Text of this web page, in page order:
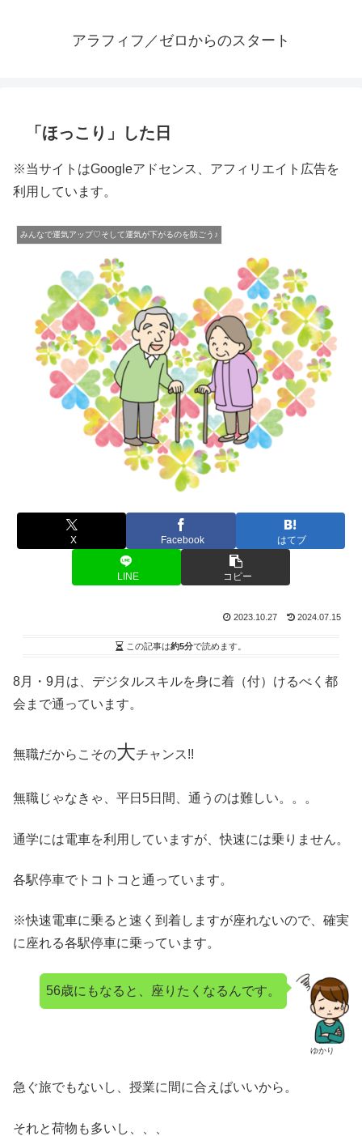
アラフィフ／ゼロからのスタート
「ほっこり」した日
※当サイトはGoogleアドセンス、アフィリエイト広告を
利用しています。
みんなで運気アップ♡そして運気が下がるのを防ごう♪
X Facebook はてブ
LINE コピー
2023.10.27 2024.07.15
この記事は約5分で読めます。
8月・9月は、デジタルスキルを身に着（付）けるべく都
会まで通っています。
無職だからこその大チャンス!!
無職じゃなきゃ、平日5日間、通うのは難しい。。。
通学には電車を利用していますが、快速には乗りません。
各駅停車でトコトコと通っています。
※快速電車に乗ると速く到着しますが座れないので、確実
に座れる各駅停車に乗っています。
ゆかり
56歳にもなると、座りたくなるんです。
急ぐ旅でもないし、授業に間に合えばいいから。
それと荷物も多いし、、、